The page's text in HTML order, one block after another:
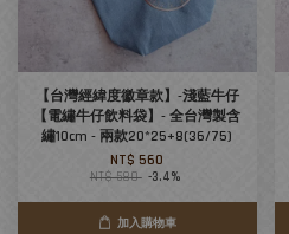
【台灣經緯度徽章款】-淺藍牛仔
【電繡牛仔飲料袋】- 全台灣製含
繡10cm - 兩款20*25+8(36/75)
NT$ 560
NT$ 580 -3.4%
加入購物車